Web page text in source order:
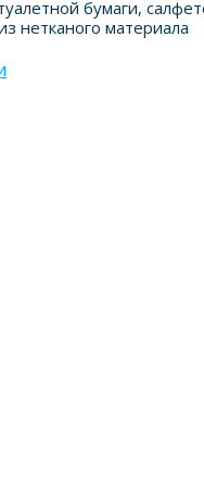
бумаги,
нетканого материала